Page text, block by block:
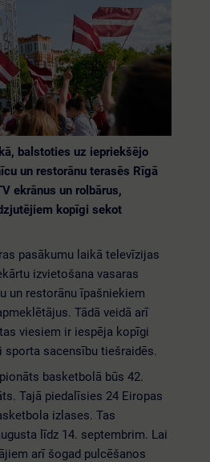
balstoties uz iepriekšējo
un restorānu terasēs Rīgā
ekrānus un rolbārus,
kopīgi sekot
pasākumu laikā televīzijas
izvietošana vasaras
un restorānu īpašniekiem
Tādā veidā arī
viesiem ir iespēja kopīgi
sporta sacensību tiešraidēs.
basketbolā būs 42.
Tajā piedalīsies 24 Eiropas
izlases. Tas
līdz 14. septembrim. Lai
arī šogad pulcēšanos